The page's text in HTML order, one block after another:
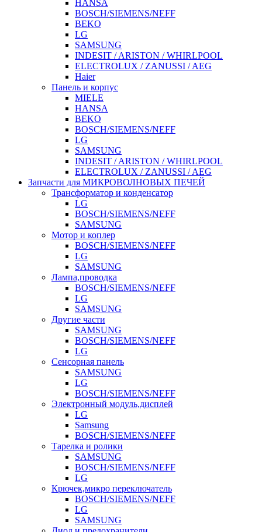
HANSA
BOSCH/SIEMENS/NEFF
BEKO
LG
SAMSUNG
INDESIT / ARISTON / WHIRLPOOL
ELECTROLUX / ZANUSSI / AEG
Haier
Панель и корпус
MIELE
HANSA
BEKO
BOSCH/SIEMENS/NEFF
LG
SAMSUNG
INDESIT / ARISTON / WHIRLPOOL
ELECTROLUX / ZANUSSI / AEG
Запчасти для МИКРОВОЛНОВЫХ ПЕЧЕЙ
Трансформатор и конденсатор
LG
BOSCH/SIEMENS/NEFF
SAMSUNG
Мотор и коплер
BOSCH/SIEMENS/NEFF
LG
SAMSUNG
Лампа,проводка
BOSCH/SIEMENS/NEFF
LG
SAMSUNG
Другие части
SAMSUNG
BOSCH/SIEMENS/NEFF
LG
Сенсорная панель
SAMSUNG
LG
BOSCH/SIEMENS/NEFF
Электронный модуль,дисплей
LG
Samsung
BOSCH/SIEMENS/NEFF
Тарелка и ролики
SAMSUNG
BOSCH/SIEMENS/NEFF
LG
Крючек,микро переключатель
BOSCH/SIEMENS/NEFF
LG
SAMSUNG